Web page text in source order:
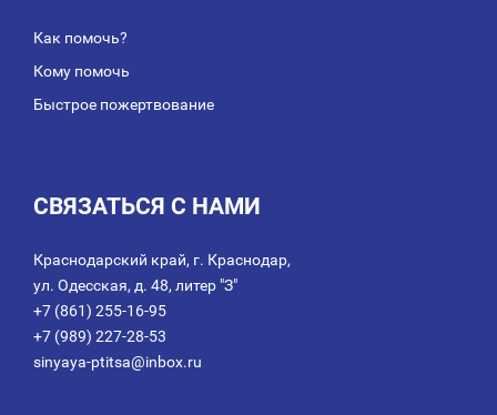
Как помочь?
Кому помочь
Быстрое пожертвование
СВЯЗАТЬСЯ С НАМИ
Краснодарский край, г. Краснодар,
ул. Одесская, д. 48, литер "З"
+7 (861) 255-16-95
+7 (989) 227-28-53
sinyaya-ptitsa@inbox.ru